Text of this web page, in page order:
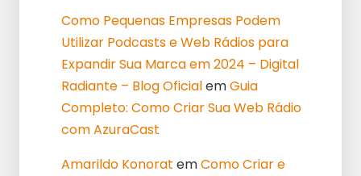
Como Pequenas Empresas Podem
Utilizar Podcasts e Web Rádios para
Expandir Sua Marca em 2024 – Digital
Radiante – Blog OficialemGuia
Completo: Como Criar Sua Web Rádio
com AzuraCast
Amarildo Konorat emComo Criar e